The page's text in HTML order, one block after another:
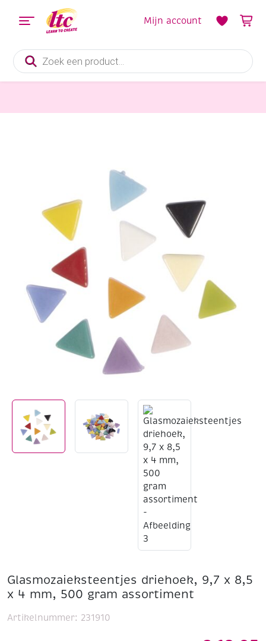
Producten
zoeken
Mijn account
Glasmozaieksteentjes driehoek, 9,7 x 8,5
x 4 mm, 500 gram assortiment
Artikelnummer: 231910